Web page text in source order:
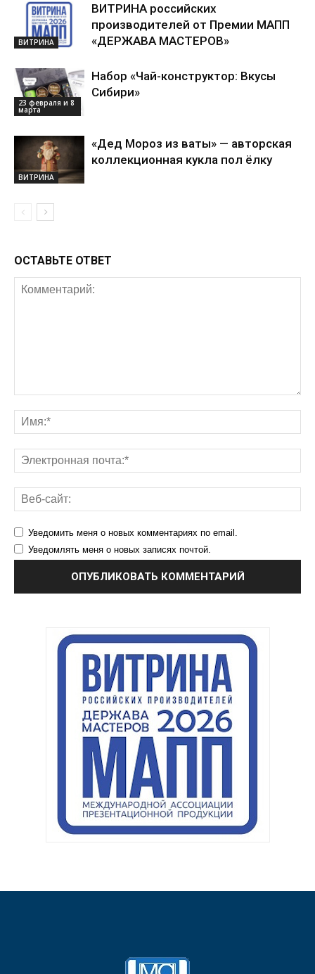
ВИТРИНА
ВИТРИНА российских
производителей от Премии МАПП
«ДЕРЖАВА МАСТЕРОВ»
23 февраля и 8
марта
Набор «Чай-конструктор: Вкусы
Сибири»
ВИТРИНА
«Дед Мороз из ваты» — авторская
коллекционная кукла пол ёлку
ОСТАВЬТЕ ОТВЕТ
Уведомить меня о новых комментариях по email.
Уведомлять меня о новых записях почтой.